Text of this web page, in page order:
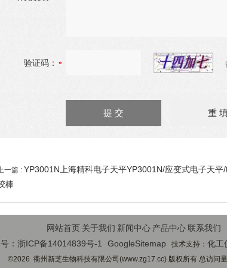
验证码：
一篇 : YP3001N上海精科电子天平YP3001N/应变式电子天平
棒
网站首页 关于我们 新闻中心 产品中心联系我们
：浙ICP备14014839号-1
GoogleSitemap 技术支持： 化工
©2026 衢州新芝生物科技有限公司(www.zg17.cc) 版权所有 总访问量